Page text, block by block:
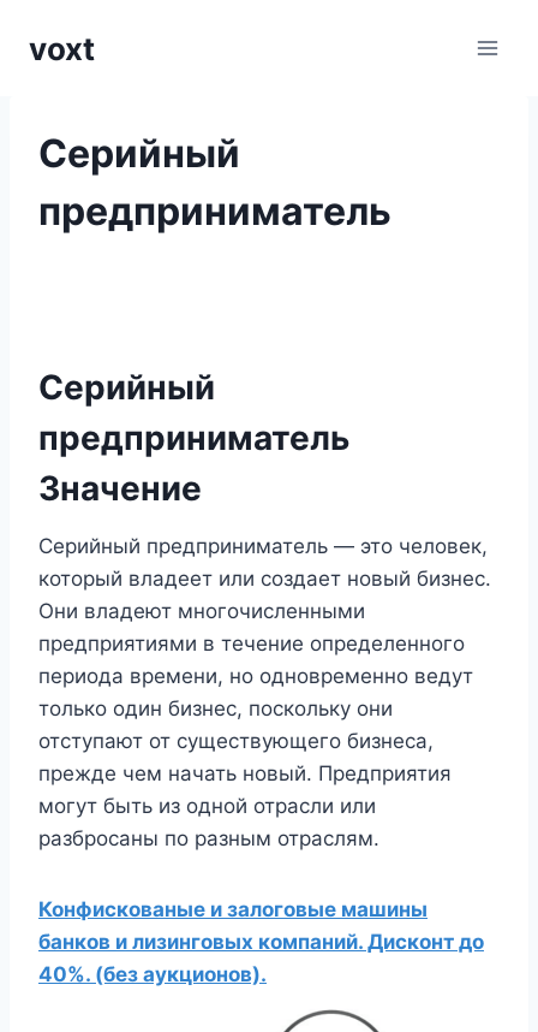
voxt
Серийный
предприниматель
Серийный
предприниматель
Значение
Серийный предприниматель — это человек,
который владеет или создает новый бизнес.
Они владеют многочисленными
предприятиями в течение определенного
периода времени, но одновременно ведут
только один бизнес, поскольку они
отступают от существующего бизнеса,
прежде чем начать новый. Предприятия
могут быть из одной отрасли или
разбросаны по разным отраслям.
Конфискованые и залоговые машины
банков и лизинговых компаний. Дисконт до
40%. (без аукционов).